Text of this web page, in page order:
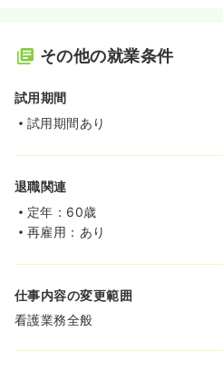
その他の就業条件
試用期間
試用期間あり
退職関連
定年：60歳
再雇用：あり
仕事内容の変更範囲
看護業務全般